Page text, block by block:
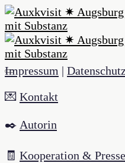
Impressum |
💌 Kontakt
✒️ Autorin
🧾 Kooperation & Presse